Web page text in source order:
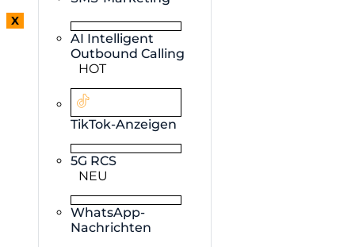
AI Intelligent
Outbound Calling
HOT
TikTok-Anzeigen
5G RCS
NEU
WhatsApp-
Nachrichten
X